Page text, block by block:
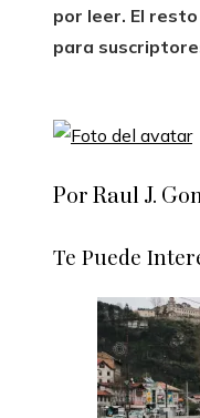
por leer. El
para
Por Raul J.
Te Puede